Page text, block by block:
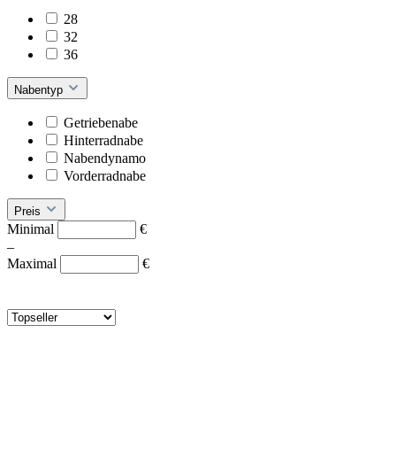
28
32
36
Nabentyp
Getriebenabe
Hinterradnabe
Nabendynamo
Vorderradnabe
Preis
Minimal
€
–
Maximal
€